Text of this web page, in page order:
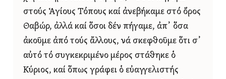
στούς Ἁγίους Τόπους καί ἀνεβήκαμε στό ὄρος
Θαβώρ, ἀλλά καί ὅσοι δέν πήγαμε, ἀπ᾿ ὅσα
ἀκοῦμε ἀπό τούς ἄλλους, νά σκεφθοῦμε ὅτι σ᾿
αὐτό τό συγκεκριμένο μέρος στάθηκε ὁ
Κύριος, καί ὅπως γράφει ὁ εὐαγγελιστής